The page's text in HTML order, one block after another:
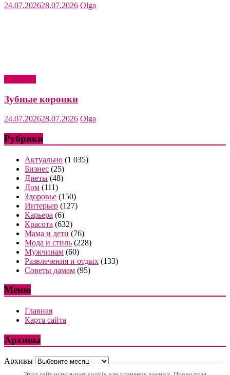
24.07.202628.07.2026 Olga
Зубные коронки
24.07.202628.07.2026 Olga
Рубрики
Актуально (1 035)
Бизнес (25)
Диеты (48)
Дом (111)
Здоровье (150)
Интерьер (127)
Карьера (6)
Красота (632)
Мама и дети (76)
Мода и стиль (228)
Мужчинам (60)
Развлечения и отдых (133)
Советы дамам (95)
Меню
Главная
Карта сайта
Архивы
Архивы